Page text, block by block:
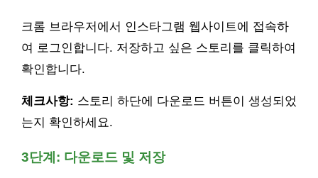
크롬 브라우저에서 인스타그램 웹사이트에 접속하
여 로그인합니다. 저장하고 싶은 스토리를 클릭하여
확인합니다.
체크사항: 스토리 하단에 다운로드 버튼이 생성되었
는지 확인하세요.
3단계: 다운로드 및 저장